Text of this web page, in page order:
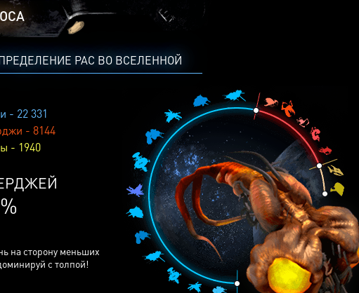
РАС ВО ВСЕЛЕННОЙ
- 22 331
- 8144
- 1940
на сторону меньших
с толпой!